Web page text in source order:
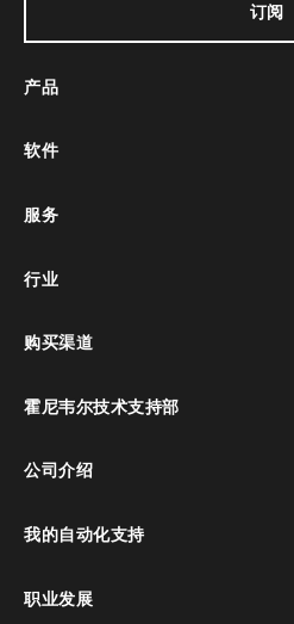
订阅
产品
软件
服务
行业
购买渠道
霍尼韦尔技术支持部
公司介绍
我的自动化支持
职业发展